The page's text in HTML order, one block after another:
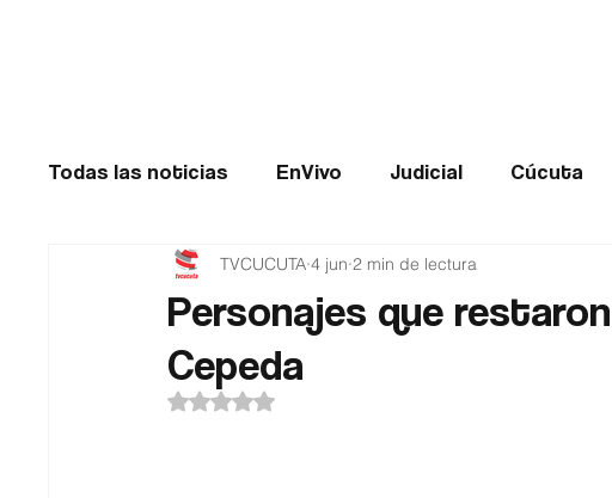
Todas las noticias EnVivo Judicial Cúcuta
Entretenimiento Historias de impacto
Catatumbo TRANSMILENIO
Personajes que
Cepeda
TVCUCUTA 4 jun 2 min de lectura
Obtuvo NaN de 5 estrellas.